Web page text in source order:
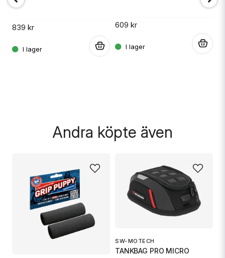
Ja, ni får publicera min fråga
839 kr 609 kr
Andra köpte även
SW-MOTECH
TANKBAG PRO MICRO